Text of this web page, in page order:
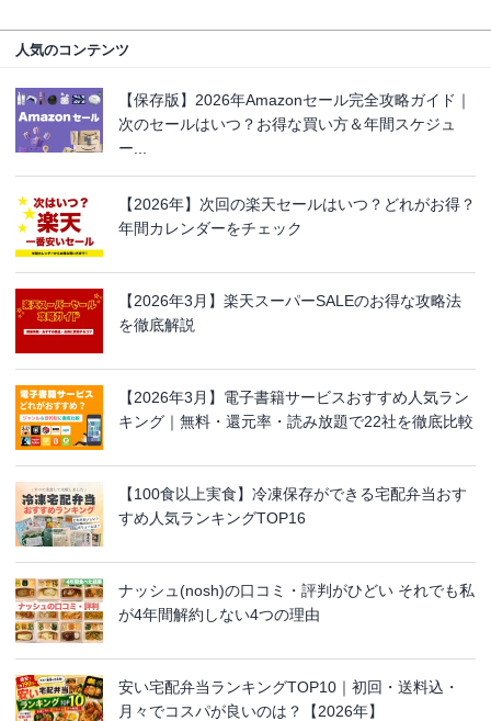
人気のコンテンツ
【保存版】2026年Amazonセール完全攻略ガイド｜
次のセールはいつ？お得な買い方＆年間スケジュ
ー...
【2026年】次回の楽天セールはいつ？どれがお得？
年間カレンダーをチェック
【2026年3月】楽天スーパーSALEのお得な攻略法
を徹底解説
【2026年3月】電子書籍サービスおすすめ人気ラン
キング｜無料・還元率・読み放題で22社を徹底比較
【100食以上実食】冷凍保存ができる宅配弁当おす
すめ人気ランキングTOP16
ナッシュ(nosh)の口コミ・評判がひどい それでも私
が4年間解約しない4つの理由
安い宅配弁当ランキングTOP10｜初回・送料込・
月々でコスパが良いのは？【2026年】